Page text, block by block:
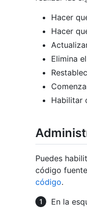
Hacer
Hacer
Elimina
Habilitar
Puedes
código
código.
En la